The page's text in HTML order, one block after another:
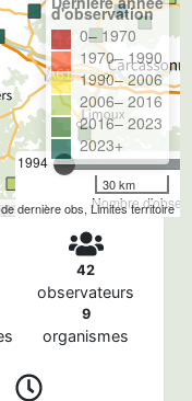
1994
Nombre
d'observation
0– 1970
1970– 1990
1990– 2006
2006– 2016
2016– 2023
2023+
30 km
dernière obs, Limites territoire
42
observateurs
9
organismes